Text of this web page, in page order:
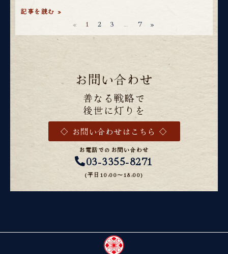
記事を読む »
« 1 2 3 … 7 »
お問い合わせ
善なる戦略で
後世に灯りを
◇ お問い合わせはこちら ◇
お電話でのお問い合わせ
03-3355-8271
(平日10:00〜18:00)